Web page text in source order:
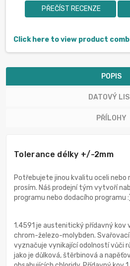
PŘEČÍST RECENZE
Click here to view product
POPIS
DATOVÝ
PŘÍLOHY
Tolerance délky +/-2mm
Potřebujete jinou kvalitu oceli nebo
prosím. Náš prodejní tým vytvoří
programu nebo dodacího programu
1.4591 je austenitický přídavný kov
chrom-železo-molybden. Svařovací
vyznačuje vynikající odolností vůči
jako je důlková, štěrbinová a